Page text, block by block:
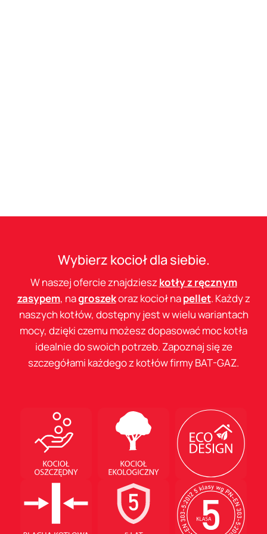
Wybierz kocioł dla siebie.
W naszej ofercie znajdzieszkotły z ręcznym
zasypem, nagroszekoraz kocioł napellet. Każdy z
naszych kotłów, dostępny jest w wielu wariantach
mocy, dzięki czemu możesz dopasować moc kotła
idealnie do swoich potrzeb. Zapoznaj się ze
szczegółami każdego z kotłów firmy BAT-GAZ.